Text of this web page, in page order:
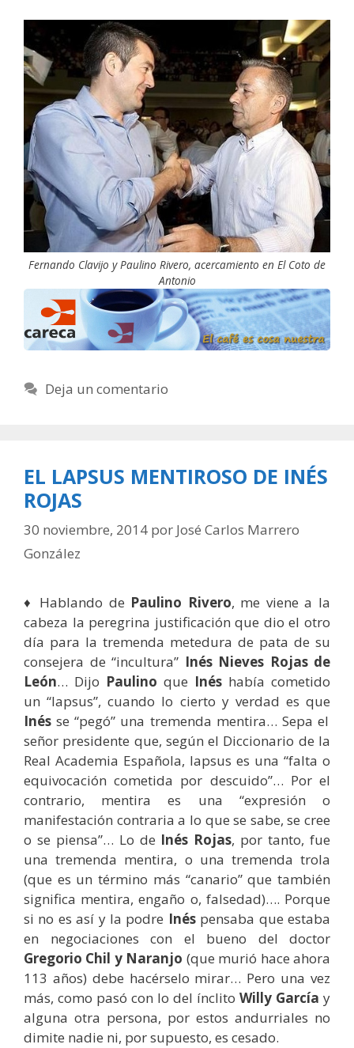
Fernando Clavijo y Paulino Rivero, acercamiento en El Coto de
Antonio
Deja un comentario
EL LAPSUS MENTIROSO DE INÉS
ROJAS
30 noviembre, 2014 por José Carlos Marrero
González
♦ Hablando de Paulino Rivero, me viene a la
cabeza la peregrina justificación que dio el otro
día para la tremenda metedura de pata de su
consejera de “incultura” Inés Nieves Rojas de
León… Dijo Paulino que Inés había cometido
un “lapsus”, cuando lo cierto y verdad es que
Inés se “pegó” una tremenda mentira… Sepa el
señor presidente que, según el Diccionario de la
Real Academia Española, lapsus es una “falta o
equivocación cometida por descuido”… Por el
contrario, mentira es una “expresión o
manifestación contraria a lo que se sabe, se cree
o se piensa”… Lo de Inés Rojas, por tanto, fue
una tremenda mentira, o una tremenda trola
(que es un término más “canario” que también
significa mentira, engaño o, falsedad)…. Porque
si no es así y la podre Inéspensaba que estaba
en negociaciones con el bueno del doctor
Gregorio Chil y Naranjo (que murió hace ahora
113 años) debe hacérselo mirar… Pero una vez
más, como pasó con lo del ínclito Willy García y
alguna otra persona, por estos andurriales no
dimite nadie ni, por supuesto, es cesado.